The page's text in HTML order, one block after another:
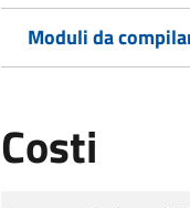
Moduli da
Costi